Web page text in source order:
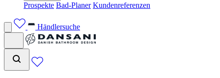
Prospekte Bad-Planer Kundenreferenzen
Händlersuche